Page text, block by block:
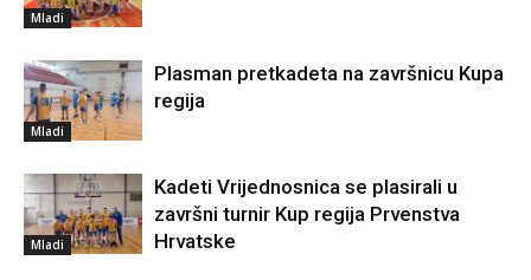
Mladi
Mladi
Plasman pretkadeta na završnicu Kupa
regija
Mladi
Kadeti Vrijednosnica se plasirali u
završni turnir Kup regija Prvenstva
Hrvatske